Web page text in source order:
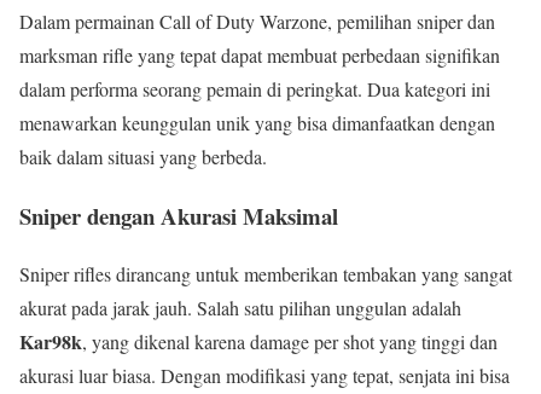
Dalam permainan Call of Duty Warzone, pemilihan sniper dan
marksman rifle yang tepat dapat membuat perbedaan signifikan
dalam performa seorang pemain di peringkat. Dua kategori ini
menawarkan keunggulan unik yang bisa dimanfaatkan dengan
baik dalam situasi yang berbeda.
Sniper dengan Akurasi Maksimal
Sniper rifles dirancang untuk memberikan tembakan yang sangat
akurat pada jarak jauh. Salah satu pilihan unggulan adalah
Kar98k, yang dikenal karena damage per shot yang tinggi dan
akurasi luar biasa. Dengan modifikasi yang tepat, senjata ini bisa